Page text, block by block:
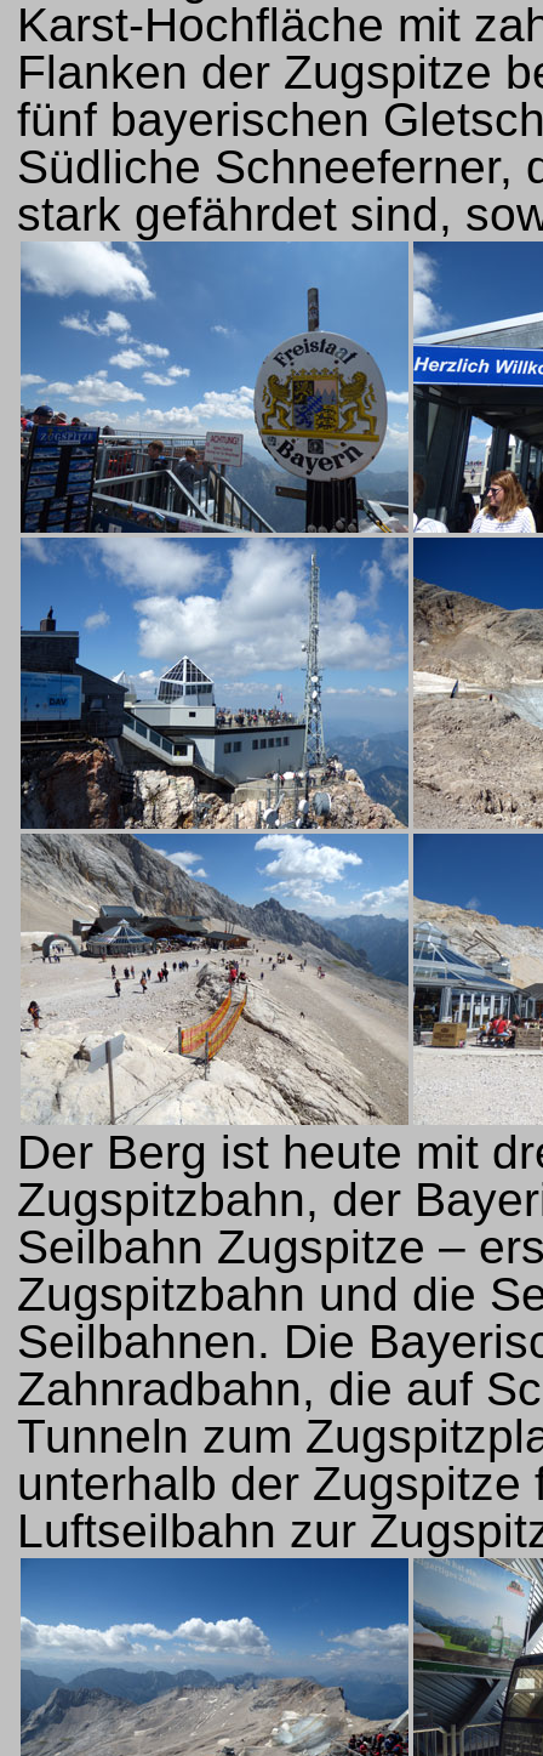
Karst-Hochfläche mit
Flanken der Zugspitze
fünf bayerischen
Südliche Schneeferner,
stark gefährdet sind,
Der Berg ist heute mit
Zugspitzbahn, der
Seilbahn Zugspitze –
Zugspitzbahn und die
Seilbahnen. Die
Zahnradbahn, die auf
Tunneln zum
unterhalb der
Luftseilbahn zur